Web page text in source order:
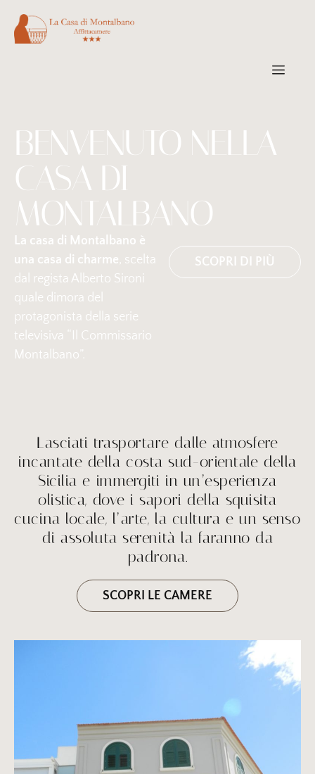
BENVENUTO NELLA
CASA DI
MONTALBANO
La casa di Montalbano è
una casa di charme, scelta
dal regista Alberto Sironi
quale dimora del
protagonista della serie
televisiva “Il Commissario
Montalbano”.
SCOPRI DI PIÙ
Lasciati trasportare dalle atmosfere
incantate della costa sud-orientale della
Sicilia e immergiti in un’esperienza
olistica, dove i sapori della squisita
cucina locale, l’arte, la cultura e un senso
di assoluta serenità la faranno da
padrona.
SCOPRI LE CAMERE